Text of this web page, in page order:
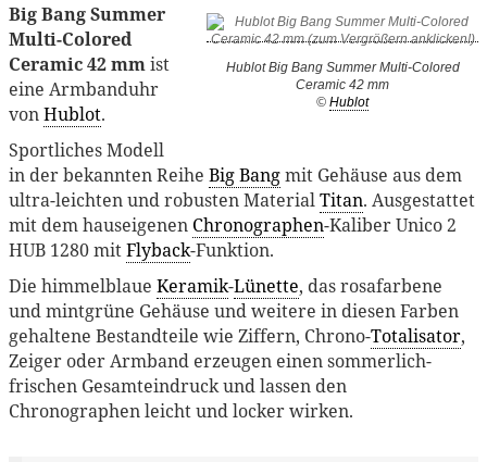
Hublot Big Bang Summer Multi-Colored
Ceramic 42 mm
© Hublot
Big Bang Summer
Multi-Colored
Ceramic 42 mmist
eine Armbanduhr
vonHublot.
Sportliches Modell
in der bekannten Reihe Big Bangmit Gehäuse aus dem
ultra-leichten und robusten MaterialTitan. Ausgestattet
mit dem hauseigenen Chronographen-Kaliber Unico 2
HUB 1280 mitFlyback-Funktion.
Die himmelblaue Keramik-Lünette, das rosafarbene
und mintgrüne Gehäuse und weitere in diesen Farben
gehaltene Bestandteile wie Ziffern, Chrono-Totalisator,
Zeiger oder Armband erzeugen einen sommerlich-
frischen Gesamteindruck und lassen den
Chronographen leicht und locker wirken.